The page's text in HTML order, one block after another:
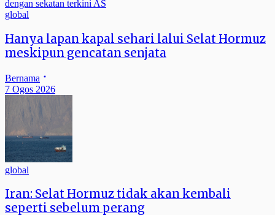
global
Hanya lapan kapal sehari lalui Selat Hormuz
meskipun gencatan senjata
Bernama
7 Ogos 2026
global
Iran: Selat Hormuz tidak akan kembali
seperti sebelum perang